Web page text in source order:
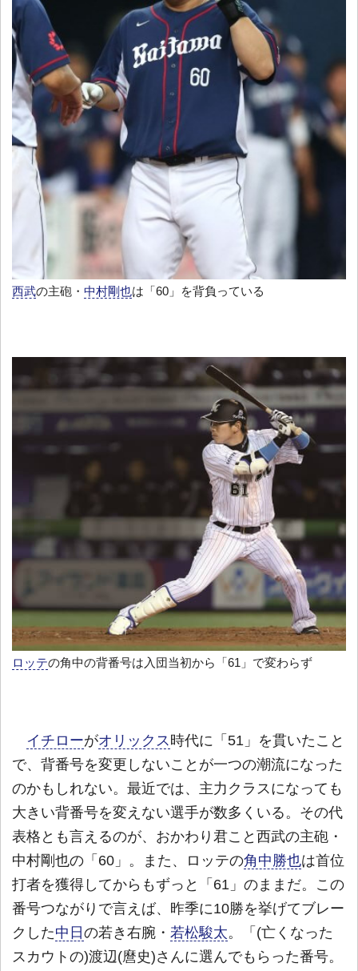
西武の主砲・ 中村剛也は「60」を背負っている
ロッテの角中の背番号は入団当初から「61」で変わらず
イチローがオリックス 時代に「51」を貫いたこと
で、背番号を変更しないことが一つの潮流になった
のかもしれない。最近では、主力クラスになっても
大きい背番号を変えない選手が数多くいる。その代
表格とも言えるのが、おかわり君こと西武の主砲・
中村剛也の「60」。また、ロッテの角中勝也は首位
打者を獲得してからもずっと「61」のままだ。この
番号つながりで言えば、昨季に10勝を挙げてブレー
クした中日の若き右腕・ 若松駿太。「(亡くなった
スカウトの)渡辺(麿史)さんに選んでもらった番号。